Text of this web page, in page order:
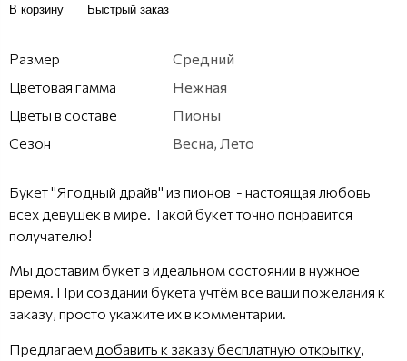
В корзину Быстрый заказ
Размер
Средний
Цветовая гамма
Нежная
Цветы в составе
Пионы
Сезон
Весна, Лето
Букет "Ягодный драйв" из пионов - настоящая любовь
всех девушек в мире. Такой букет точно понравится
получателю!
Мы доставим букет в идеальном состоянии в нужное
время. При создании букета учтём все ваши пожелания к
заказу, просто укажите их в комментарии.
Предлагаем добавить к заказу бесплатную открытку,